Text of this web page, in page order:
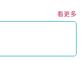
看更多